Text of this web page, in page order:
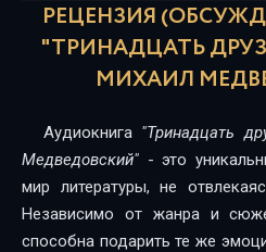
РЕЦЕНЗИЯ
"ТРИНАДЦАТЬ
МИХАИЛ
Аудиокнига "Тринадцать
Медведовский" - это
мир литературы, не
Независимо от жанра и
способна подарить те же